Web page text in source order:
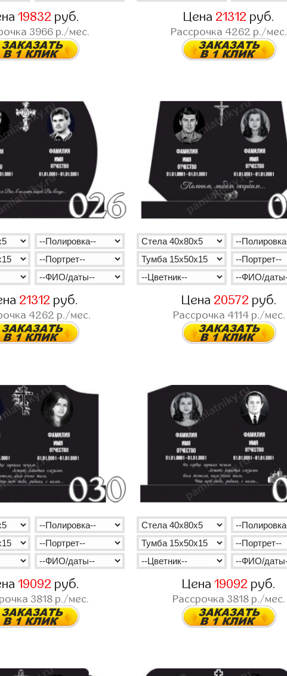
19832 руб.
3966 р./мес.
Цена 21312 руб.
Рассрочка 4262 р./мес.
21312 руб.
4262 р./мес.
Цена 20572 руб.
Рассрочка 4114р./мес.
19092 руб.
3818р./мес.
Цена19092 руб.
Рассрочка 3818 р./мес.